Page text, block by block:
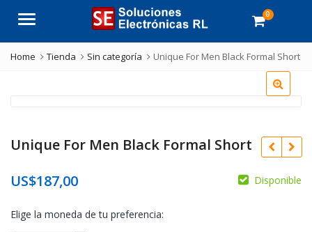
Menu 0
Home Tienda Sin categoría Unique For Men Black Formal Short
Unique For Men Black Formal Short
US$187,00 Disponible
Elige la moneda de tu preferencia: